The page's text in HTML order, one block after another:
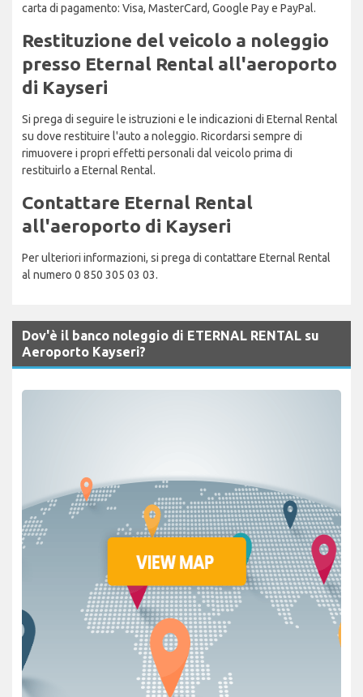
carta di pagamento: Visa, MasterCard, Google Pay e PayPal.
Restituzione del veicolo a noleggio
presso Eternal Rental all'aeroporto
di Kayseri
Si prega di seguire le istruzioni e le indicazioni di Eternal Rental
su dove restituire l'auto a noleggio. Ricordarsi sempre di
rimuovere i propri effetti personali dal veicolo prima di
restituirlo a Eternal Rental.
Contattare Eternal Rental
all'aeroporto di Kayseri
Per ulteriori informazioni, si prega di contattare Eternal Rental
al numero 0 850 305 03 03.
Dov'è il banco noleggio di ETERNAL RENTAL su
Aeroporto Kayseri?